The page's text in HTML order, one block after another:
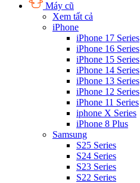
Máy cũ
Xem tất cả
iPhone
iPhone 17 Series
iPhone 16 Series
iPhone 15 Series
iPhone 14 Series
iPhone 13 Series
iPhone 12 Series
iPhone 11 Series
iphone X Series
iPhone 8 Plus
Samsung
S25 Series
S24 Series
S23 Series
S22 Series